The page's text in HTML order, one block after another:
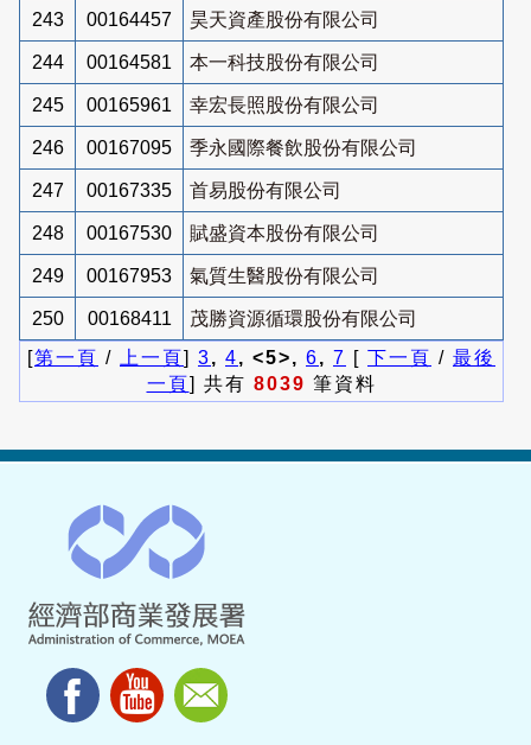
243 00164457 昊天資產股份有限公司
244 00164581 本一科技股份有限公司
245 00165961 幸宏長照股份有限公司
246 00167095 季永國際餐飲股份有限公司
247 00167335 首易股份有限公司
248 00167530 賦盛資本股份有限公司
249 00167953 氣質生醫股份有限公司
250 00168411
茂勝資源循環股份有限公司
[第一頁 / 上一頁] 3, 4, <5>, 6, 7 [ 下一頁 / 最後
一頁] 共有 8039 筆資料